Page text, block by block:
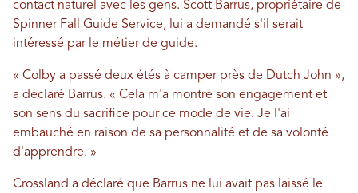
contact naturel avec les gens. Scott Barrus, propriétaire de
Spinner Fall Guide Service, lui a demandé s'il serait
intéressé par le métier de guide.
« Colby a passé deux étés à camper près de Dutch John »,
a déclaré Barrus. « Cela m'a montré son engagement et
son sens du sacrifice pour ce mode de vie. Je l'ai
embauché en raison de sa personnalité et de sa volonté
d'apprendre. »
Crossland a déclaré que Barrus ne lui avait pas laissé le